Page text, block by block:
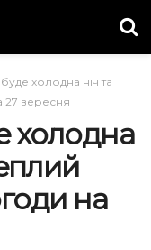
холодна ніч та
27 вересня
холодна
на